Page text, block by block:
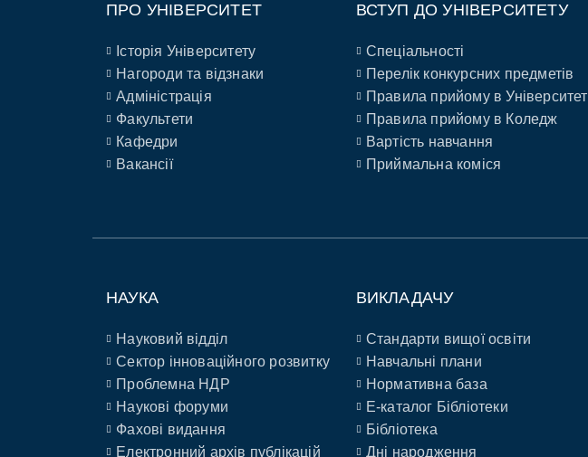
ПРО УНІВЕРСИТЕТ
Історія Університету
Нагороди та відзнаки
Адміністрація
Факультети
Кафедри
Вакансії
ВСТУП ДО УНІВЕРСИТЕТУ
Спеціальності
Перелік конкурсних предметів
Правила прийому в Університет
Правила прийому в Коледж
Вартість навчання
Приймальна коміся
НАУКА
Науковий відділ
Сектор інноваційного розвитку
Проблемна НДР
Наукові форуми
Фахові видання
Електронний архів публікацій
ВИКЛАДАЧУ
Стандарти вищої освіти
Навчальні плани
Нормативна база
E-каталог Бібліотеки
Бібліотека
Дні народження